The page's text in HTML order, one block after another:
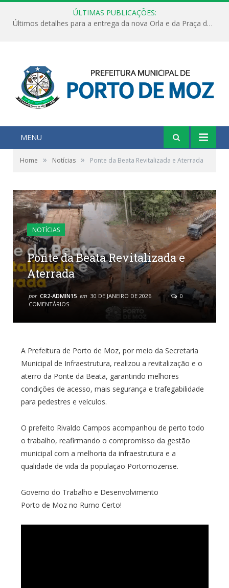
ÚLTIMAS PUBLICAÇÕES:
Últimos detalhes para a entrega da nova Orla e da Praça do Praião
MENU
Home » Notícias » Ponte da Beata Revitalizada e Aterrada
NOTÍCIAS
Ponte da Beata Revitalizada e
Aterrada
por CR2-ADMIN15 em 30 DE JANEIRO DE 2026
0
COMENTÁRIOS
A Prefeitura de Porto de Moz, por meio da Secretaria
Municipal de Infraestrutura, realizou a revitalização e o
aterro da Ponte da Beata, garantindo melhores
condições de acesso, mais segurança e trafegabilidade
para pedestres e veículos.
O prefeito Rivaldo Campos acompanhou de perto todo
o trabalho, reafirmando o compromisso da gestão
municipal com a melhoria da infraestrutura e a
qualidade de vida da população Portomozense.
Governo do Trabalho e Desenvolvimento
Porto de Moz no Rumo Certo!